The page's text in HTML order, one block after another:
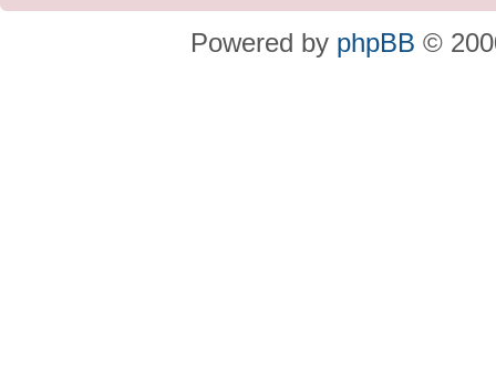
Powered by phpBB ©